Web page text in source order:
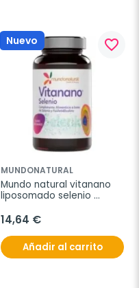
Nuevo favorite_border
MUNDONATURAL
Mundo natural vitanano
liposomado selenio
14,64 €
Añadir al carrito